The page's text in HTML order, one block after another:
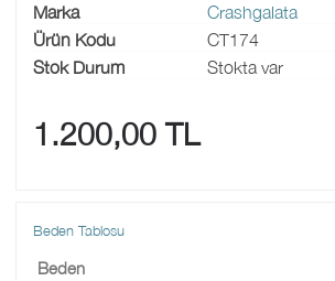
Marka
Crashgalata
Ürün Kodu
CT174
Stok Durum
Stokta var
1.200,00 TL
Beden Tablosu
Beden